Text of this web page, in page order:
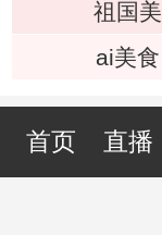
祖国美
ai美食
首页 直播